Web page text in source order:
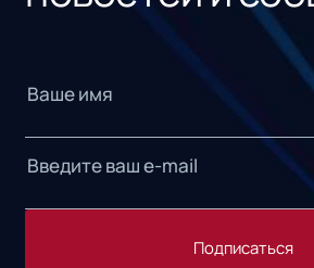
Подписаться